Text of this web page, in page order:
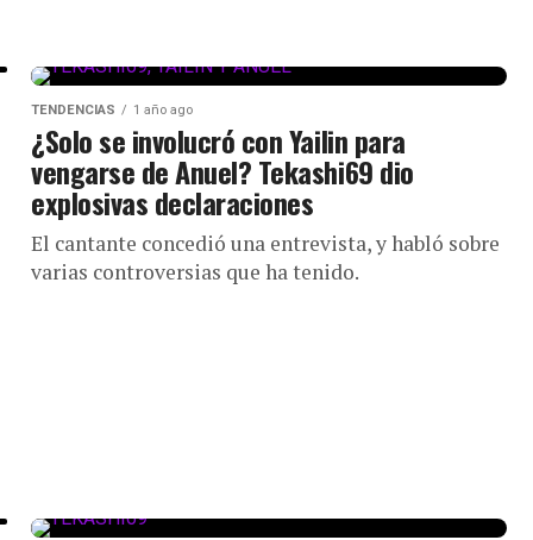
TENDENCIAS 1 año ago
¿Solo se involucró con Yailin para
vengarse de Anuel? Tekashi69 dio
explosivas declaraciones
El cantante concedió una entrevista, y habló sobre
varias controversias que ha tenido.